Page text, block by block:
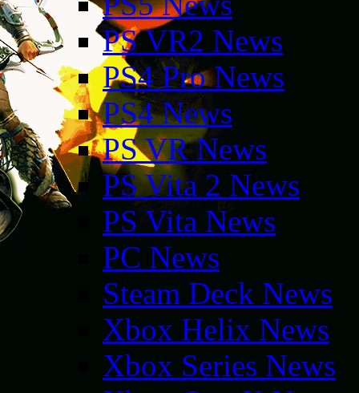
PS VR2 News
PS4 Pro News
PS4 News
PS VR News
PS Vita 2 News
PS Vita News
PC News
Steam Deck News
Xbox Helix News
Xbox Series News